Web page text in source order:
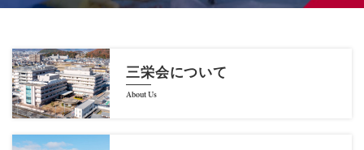
三栄会について
About Us